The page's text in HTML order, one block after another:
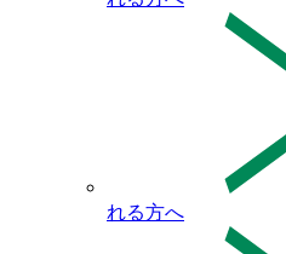
れる方へ